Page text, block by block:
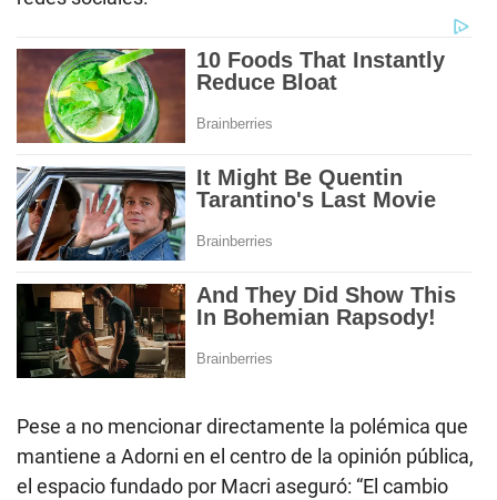
Pese a no mencionar directamente la polémica que
mantiene a Adorni en el centro de la opinión pública,
el espacio fundado por Macri aseguró: “El cambio